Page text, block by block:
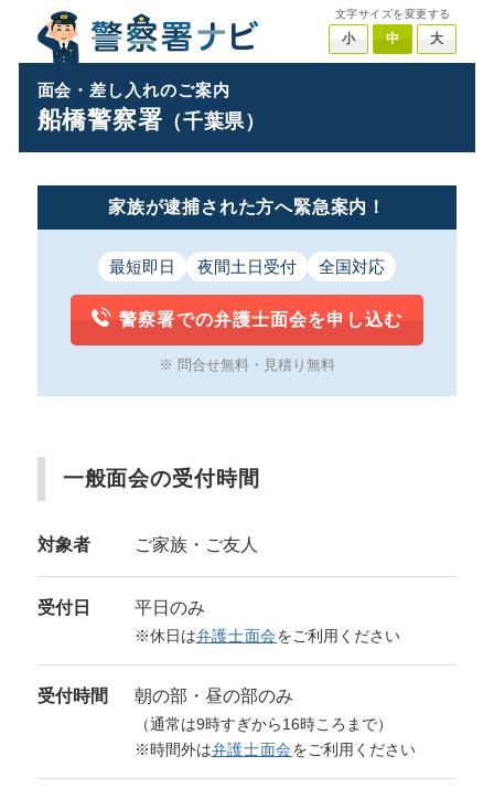
文字サイズを変更する
小 中 大
面会・差し入れのご案内
船橋警察署（千葉県）
家族が逮捕された方へ緊急案内！
最短即日 夜間土日受付 全国対応
警察署での弁護士面会を申し込む
※ 問合せ無料・見積り無料
一般面会の受付時間
対象者 ご家族・ご友人
受付日 平日のみ
※休日は弁護士面会をご利用ください
受付時間 朝の部・昼の部のみ
（通常は9時すぎから16時ころまで）
※時間外は弁護士面会をご利用ください